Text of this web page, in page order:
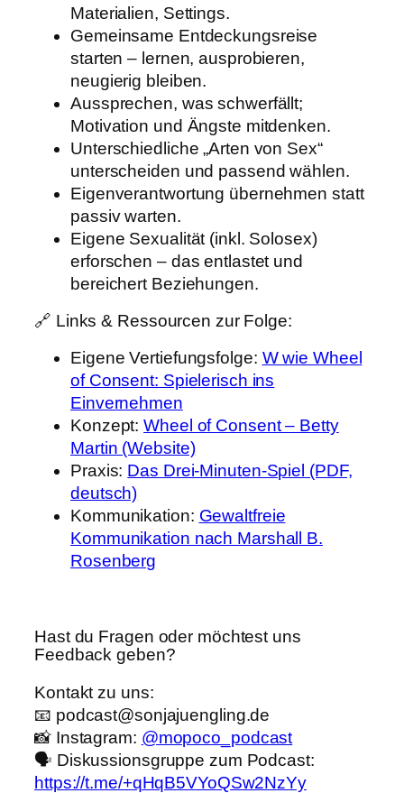
Materialien, Settings.
Gemeinsame Entdeckungsreise
starten – lernen, ausprobieren,
neugierig bleiben.
Aussprechen, was schwerfällt;
Motivation und Ängste mitdenken.
Unterschiedliche „Arten von Sex“
unterscheiden und passend wählen.
Eigenverantwortung übernehmen statt
passiv warten.
Eigene Sexualität (inkl. Solosex)
erforschen – das entlastet und
bereichert Beziehungen.
🔗 Links & Ressourcen zur Folge:
Eigene Vertiefungsfolge: W wie Wheel
of Consent: Spielerisch ins
Einvernehmen
Konzept:Wheel of Consent – Betty
Martin (Website)
Praxis: Das Drei-Minuten-Spiel (PDF,
deutsch)
Kommunikation: Gewaltfreie
Kommunikation nach Marshall B.
Rosenberg
Hast du Fragen oder möchtest uns
Feedback geben?
Kontakt zu uns:
📧 podcast@sonjajuengling.de
📸 Instagram: @mopoco_podcast
🗣️ Diskussionsgruppe zum Podcast:
https://t.me/+qHqB5VYoQSw2NzYy